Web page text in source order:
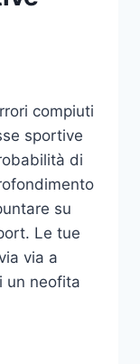
compiuti
sportive
di
su
Le tue
via a
un neofita